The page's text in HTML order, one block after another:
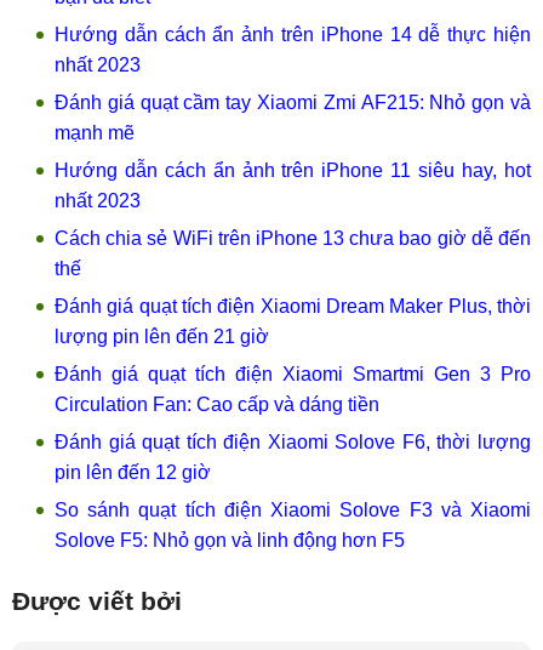
Hướng dẫn cách ẩn ảnh trên iPhone 14 dễ thực hiện
nhất 2023
Đánh giá quạt cầm tay Xiaomi Zmi AF215: Nhỏ gọn và
mạnh mẽ
Hướng dẫn cách ẩn ảnh trên iPhone 11 siêu hay, hot
nhất 2023
Cách chia sẻ WiFi trên iPhone 13 chưa bao giờ dễ đến
thế
Đánh giá quạt tích điện Xiaomi Dream Maker Plus, thời
lượng pin lên đến 21 giờ
Đánh giá quạt tích điện Xiaomi Smartmi Gen 3 Pro
Circulation Fan: Cao cấp và dáng tiền
Đánh giá quạt tích điện Xiaomi Solove F6, thời lượng
pin lên đến 12 giờ
So sánh quạt tích điện Xiaomi Solove F3 và Xiaomi
Solove F5: Nhỏ gọn và linh động hơn F5
Được viết bởi